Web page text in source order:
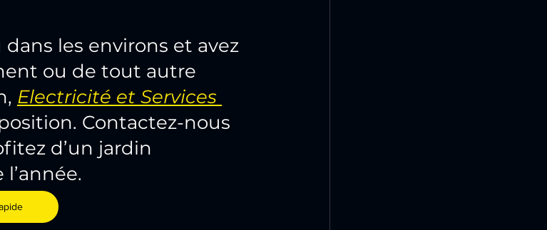
dans les environs et avez
ou de tout autre
Electricité et Services
Contactez-nous
d’un jardin